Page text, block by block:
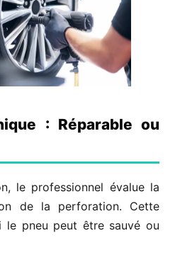
: Réparable ou
le professionnel évalue la
de la perforation. Cette
le pneu peut être sauvé ou